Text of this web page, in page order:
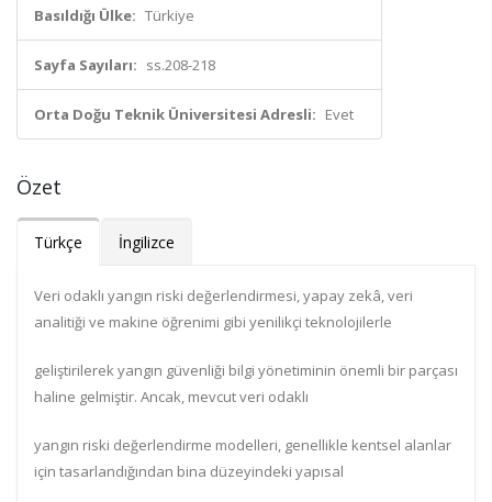
Basıldığı Ülke: Türkiye
Sayfa Sayıları: ss.208-218
Orta Doğu Teknik Üniversitesi Adresli: Evet
Özet
Türkçe İngilizce
Veri odaklı yangın riski değerlendirmesi, yapay zekâ, veri
analitiği ve makine öğrenimi gibi yenilikçi teknolojilerle
geliştirilerek yangın güvenliği bilgi yönetiminin önemli bir parçası
haline gelmiştir. Ancak, mevcut veri odaklı
yangın riski değerlendirme modelleri, genellikle kentsel alanlar
için tasarlandığından bina düzeyindeki yapısal